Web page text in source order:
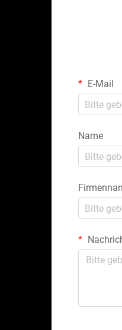
E-Mail
Name